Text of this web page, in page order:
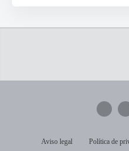
Aviso legal Política de